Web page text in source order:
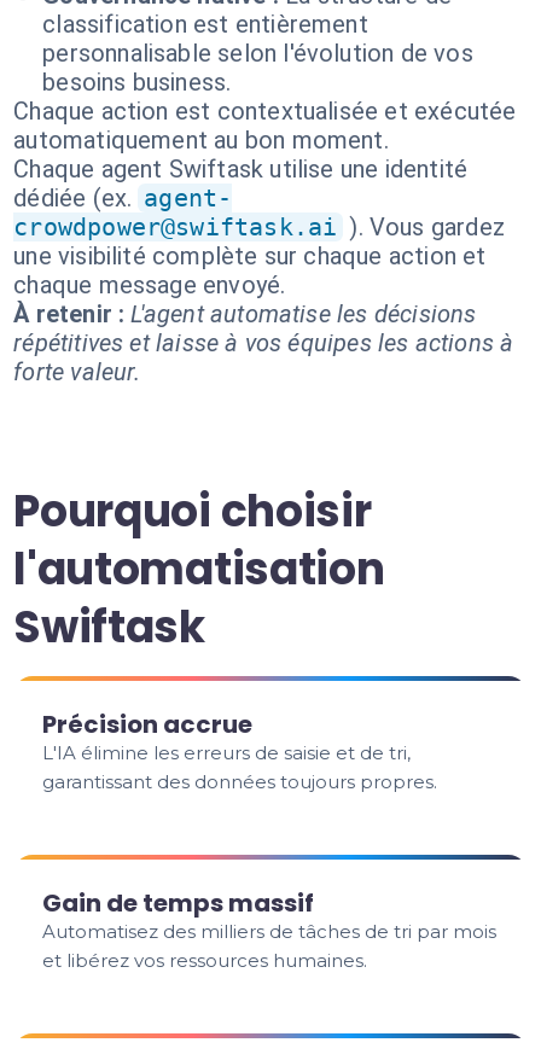
classification est entièrement
personnalisable selon l'évolution de vos
besoins business.
Chaque action est contextualisée et exécutée
automatiquement au bon moment.
Chaque agent Swiftask utilise une identité
dédiée (ex. agent-
crowdpower@swiftask.ai ). Vous gardez
une visibilité complète sur chaque action et
chaque message envoyé.
À retenir : L'agent automatise les décisions
répétitives et laisse à vos équipes les actions à
forte valeur.
Pourquoi choisir
l'automatisation
Swiftask
Précision accrue
L'IA élimine les erreurs de saisie et de tri,
garantissant des données toujours propres.
Gain de temps massif
Automatisez des milliers de tâches de tri par mois
et libérez vos ressources humaines.